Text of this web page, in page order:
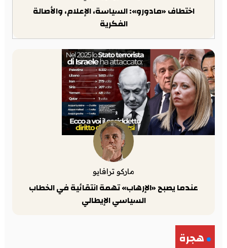
اختطاف «مادورو»: السياسة، الإعلام، والأصالة
الفكرية
ماركو ترافايو
عندما يصبح «الإرهاب» تهمة انتقائية في الخطاب
السياسي الإيطالي
هجرة